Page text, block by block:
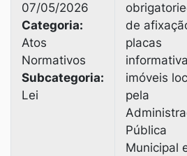
07/05/2026
Categoria:
Atos
Normativos
Subcategoria:
Lei
de
placas
imóveis
pela
Pública
Municipal